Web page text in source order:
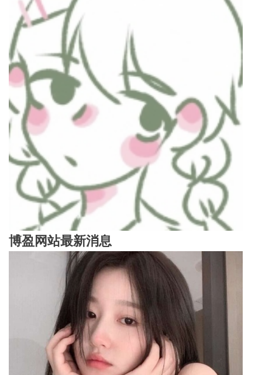
博盈网站最新消息